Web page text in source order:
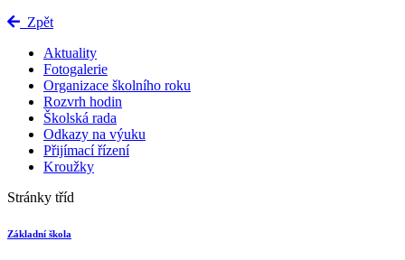
Zpět
Aktuality
Fotogalerie
Organizace školního roku
Rozvrh hodin
Školská rada
Odkazy na výuku
Přijímací řízení
Kroužky
Stránky tříd
Základní škola